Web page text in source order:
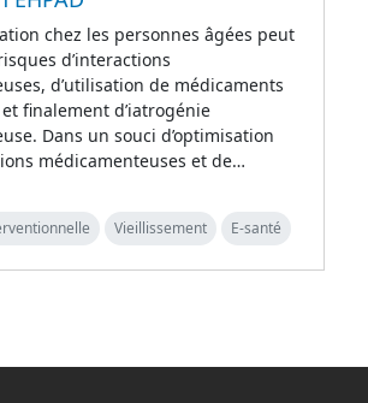
chez les personnes âgées peut
d’interactions
d’utilisation de médicaments
finalement d’iatrogénie
Dans un souci d’optimisation
médicamenteuses et de…
Vieillissement E-santé